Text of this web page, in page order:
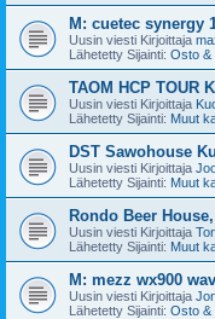
M: cuetec synergy
Uusin viesti Kirjoittaja
Lähetetty Sijainti: Osto &
TAOM HCP TOUR
Uusin viesti Kirjoittaja
Lähetetty Sijainti: Muut
DST Sawohouse
Uusin viesti Kirjoittaja
Lähetetty Sijainti: Muut
Rondo Beer
Uusin viesti Kirjoittaja
Lähetetty Sijainti: Muut
M: mezz wx900
Uusin viesti Kirjoittaja
Lähetetty Sijainti: Osto &